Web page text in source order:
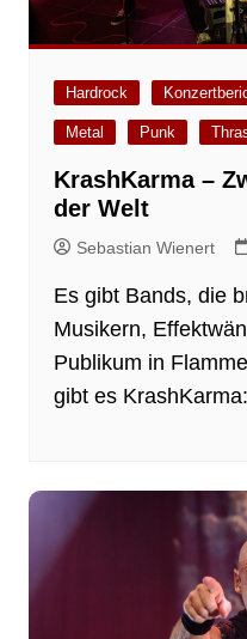
Hardrock
Metal Punk
KrashKarma –
der Welt
Sebastian Wienert
Es gibt Bands, die
Musikern,
Publikum in
gibt es